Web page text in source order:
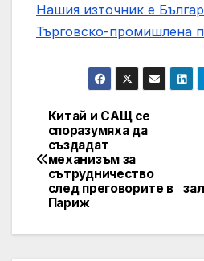
Нашия източник е
Търговско-промишлена
Post
navigation
Китай и САЩ се
споразумяха да
създадат
механизъм за
сътрудничество
след преговорите в
Париж